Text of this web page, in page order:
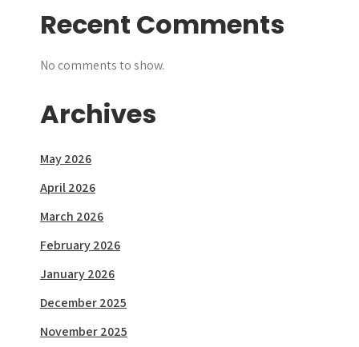
Recent Comments
No comments to show.
Archives
May 2026
April 2026
March 2026
February 2026
January 2026
December 2025
November 2025